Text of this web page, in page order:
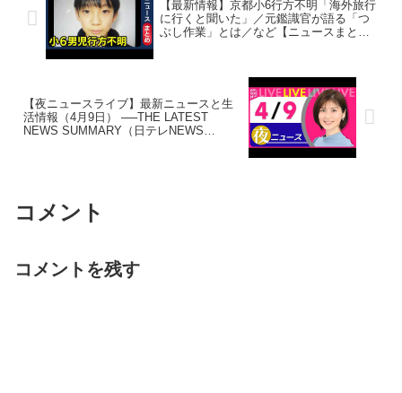
【最新情報】京都小6行方不明「海外旅行
に行くと聞いた」／元鑑識官が語る「つ
ぶし作業」とは／など【ニュースまと
【夜ニュースライブ】最新ニュースと生
活情報（4月9日） ──THE LATEST
NEWS SUMMARY（日テレNEWS
コメント
コメントを残す